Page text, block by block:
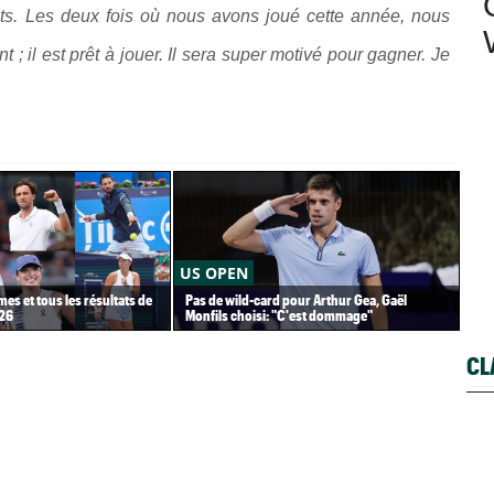
Les deux fois où nous avons joué cette année, nous
; il est prêt à jouer. Il sera super motivé pour gagner. Je
et tous les résultats de
US OPEN
Pas de wild-card pour Arthur Gea, Gaël
Monfils choisi: "C'est dommage"